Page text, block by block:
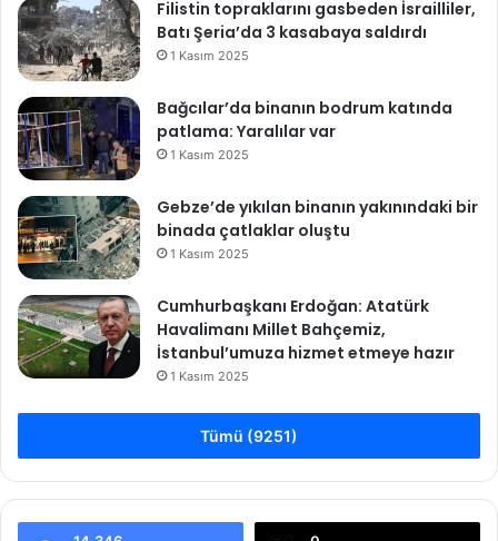
Filistin topraklarını gasbeden İsrailliler,
Batı Şeria’da 3 kasabaya saldırdı
1 Kasım 2025
Bağcılar’da binanın bodrum katında
patlama: Yaralılar var
1 Kasım 2025
Gebze’de yıkılan binanın yakınındaki bir
binada çatlaklar oluştu
1 Kasım 2025
Cumhurbaşkanı Erdoğan: Atatürk
Havalimanı Millet Bahçemiz,
İstanbul’umuza hizmet etmeye hazır
1 Kasım 2025
Tümü (9251)